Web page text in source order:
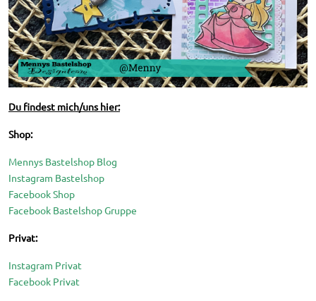
Du findest mich/uns hier:
Shop:
Mennys Bastelshop Blog
Instagram Bastelshop
Facebook Shop
Facebook Bastelshop Gruppe
Privat:
Instagram Privat
Facebook Privat